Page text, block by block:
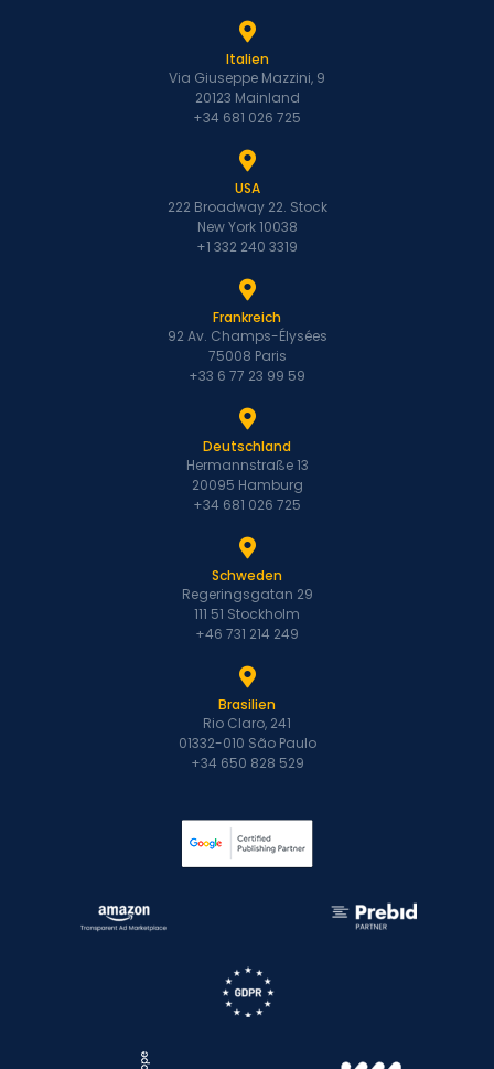
Italien
Via Giuseppe Mazzini, 9
20123 Mainland
+34 681 026 725
USA
222 Broadway 22. Stock
New York 10038
+1 332 240 3319
Frankreich
92 Av. Champs-Élysées
75008 Paris
+33 6 77 23 99 59
Deutschland
Hermannstraße 13
20095 Hamburg
+34 681 026 725
Schweden
Regeringsgatan 29
111 51 Stockholm
+46 731 214 249
Brasilien
Rio Claro, 241
01332-010 São Paulo
+34 650 828 529